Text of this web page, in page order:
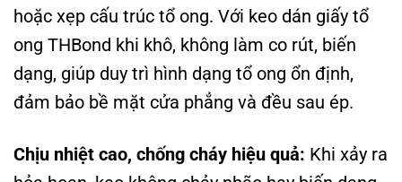
hoặc xẹp cấu trúc tổ ong. Với keo dán giấy tổ
ong THBond khi khô, không làm co rút, biến
dạng, giúp duy trì hình dạng tổ ong ổn định,
đảm bảo bề mặt cửa phẳng và đều sau ép.
Chịu nhiệt cao, chống cháy hiệu quả: Khi xảy ra